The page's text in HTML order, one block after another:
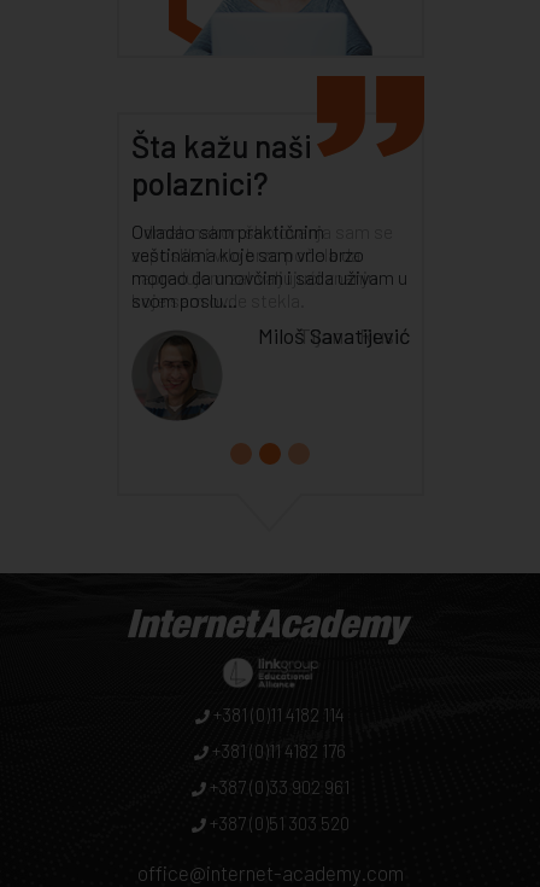
Šta kažu naši
polaznici?
Odmah nakon školovanja sam se
zaposlila i vrlo brzo počela da
napredujem zahvaljujući znanju
koje sam ovde stekla.
Tijana Rusić
+381 (0)11 4182 114
+381 (0)11 4182 176
+387 (0)33 902 961
+387 (0)51 303 520
office@internet-academy.com